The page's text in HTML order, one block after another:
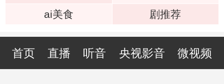
ai美食
剧推荐
首页 直播 听音 央视影音 微视频